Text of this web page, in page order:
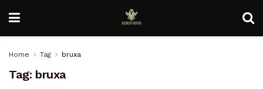
Home Tag bruxa
Tag: bruxa